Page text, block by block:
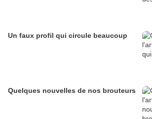
Un faux profil qui circule beaucoup
Quelques nouvelles de nos brouteurs